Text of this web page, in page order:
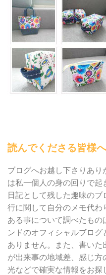
読んでくださる皆様へ
ブログへお越し下さりあ
は私一個人の身の回りで起
日記として残した趣味の
行に関して自分のメモ代
ある事について調べたもの
ンドのオフィシャルブロ
ありません。また、書い
が出来事の地域差、感じ
光などで確実な情報をお探